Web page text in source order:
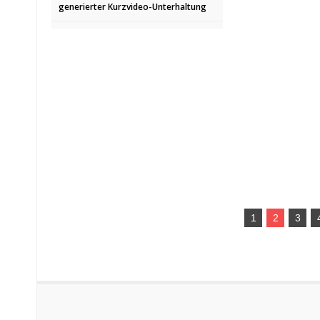
generierter Kurzvideo-Unterhaltung
1 2 3